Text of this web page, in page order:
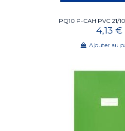
PQ10 P-CAH PVC 21/
4,13 €
Ajouter au